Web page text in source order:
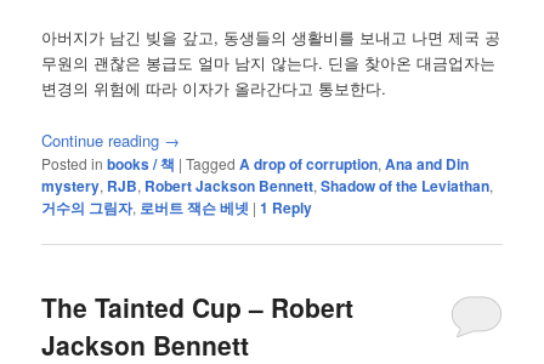
아버지가 남긴 빚을 갚고, 동생들의 생활비를 보내고 나면 제국 공
무원의 괜찮은 봉급도 얼마 남지 않는다. 딘을 찾아온 대금업자는
변경의 위험에 따라 이자가 올라간다고 통보한다.
Continue reading →
Posted in books / 책 |Tagged A drop of corruption,Ana and Din
mystery, RJB, Robert Jackson Bennett,Shadow of the Leviathan,
거수의 그림자, 로버트 잭슨 베넷 |1 Reply
The Tainted Cup – Robert
Jackson Bennett